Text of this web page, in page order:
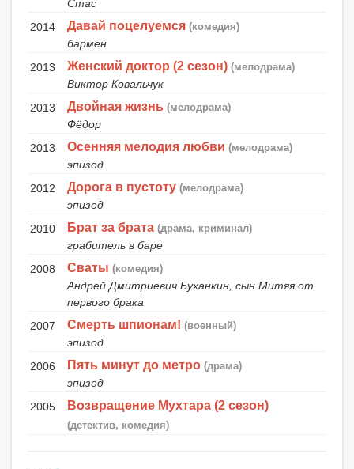
Стас
2014
Давай поцелуемся (комедия)
бармен
2013
Женский доктор (2 сезон) (мелодрама)
Виктор Ковальчук
2013
Двойная жизнь (мелодрама)
Фёдор
2013
Осенняя мелодия любви (мелодрама)
эпизод
2012
Дорога в пустоту (мелодрама)
эпизод
2010
Брат за брата (драма, криминал)
грабитель в баре
2008
Сваты (комедия)
Андрей Дмитриевич Буханкин, сын Митяя от
первого брака
2007
Смерть шпионам! (военный)
эпизод
2006
Пять минут до метро (драма)
эпизод
2005
Возвращение Мухтара (2 сезон)
(детектив, комедия)